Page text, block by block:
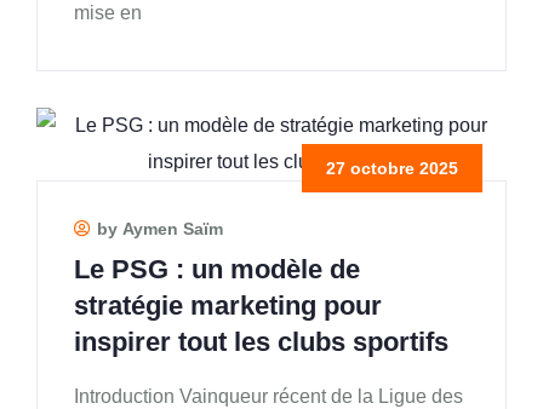
mise en
27 octobre 2025
by Aymen Saïm
Le PSG : un modèle de
stratégie marketing pour
inspirer tout les clubs sportifs
Introduction Vainqueur récent de la Ligue des